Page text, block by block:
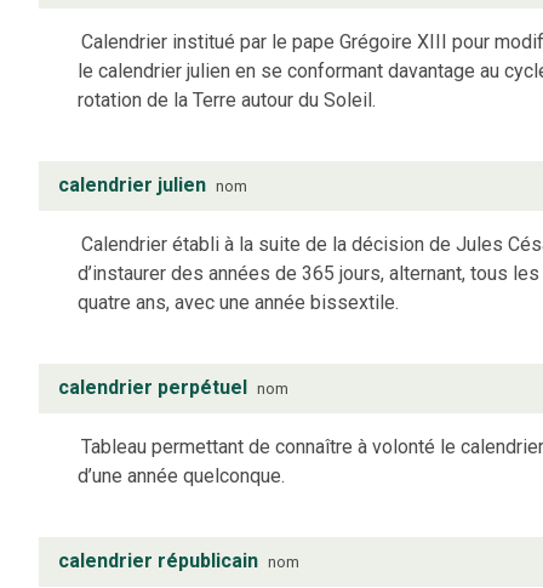
Calendrier institué par le pape Grégoire XIII pour
le calendrier julien en se conformant davantage au
rotation de la Terre autour du Soleil.
calendrier julien nom
Calendrier établi à la suite de la décision de Jules
d’instaurer des années de 365 jours, alternant, tous les
quatre ans, avec une année bissextile.
calendrier perpétuel nom
Tableau permettant de connaître à volonté le
d’une année quelconque.
calendrier républicain nom